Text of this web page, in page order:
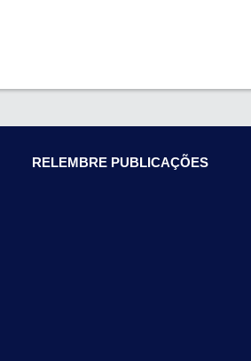
RELEMBRE PUBLICAÇÕES